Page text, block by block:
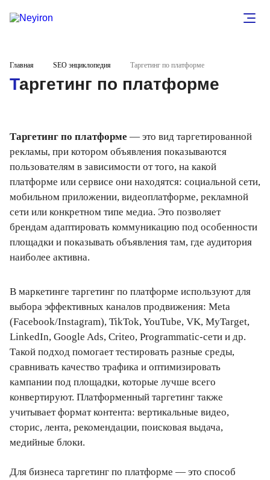
Главная SEO энциклопедия Таргетинг по платформе
Таргетинг по платформе
Таргетинг по платформе — это вид таргетированной
рекламы, при котором объявления показываются
пользователям в зависимости от того, на какой
платформе или сервисе они находятся: социальной сети,
мобильном приложении, видеоплатформе, рекламной
сети или конкретном типе медиа. Это позволяет
брендам адаптировать коммуникацию под особенности
площадки и показывать объявления там, где аудитория
наиболее активна.
В маркетинге таргетинг по платформе используют для
выбора эффективных каналов продвижения: Meta
(Facebook/Instagram), TikTok, YouTube, VK, MyTarget,
LinkedIn, Google Ads, Criteo, Programmatic-сети и др.
Такой подход помогает тестировать разные среды,
сравнивать качество трафика и оптимизировать
кампании под площадки, которые лучше всего
конвертируют. Платформенный таргетинг также
учитывает формат контента: вертикальные видео,
сторис, лента, рекомендации, поисковая выдача,
медийные блоки.
Для бизнеса таргетинг по платформе — это способ